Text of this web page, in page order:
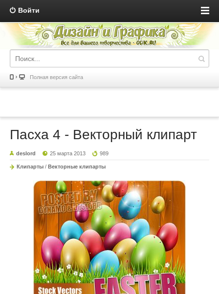
Войти
Полная версия сайта
Пасха 4 - Векторный клипарт
deslord 25 марта 2013 989
Клипарты / Векторные клипарты